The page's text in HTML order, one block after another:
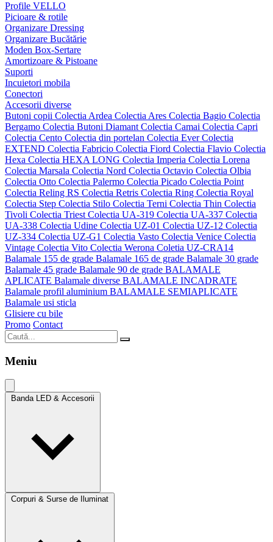
Profile VELLO
Picioare & rotile
Organizare Dressing
Organizare Bucătărie
Moden Box-Sertare
Amortizoare & Pistoane
Suporti
Incuietori mobila
Conectori
Accesorii diverse
Butoni copii Colectia Ardea Colectia Ares Colectia Bagio Colectia
Bergamo Colectia Butoni Diamant Colectia Camai Colectia Capri
Colectia Cento Colectia din portelan Colectia EverColectia
EXTEND Colectia Fabricio Colectia Fiord Colectia Flavio Colectia
Hexa Colectia HEXA LONG Colectia Imperia Colectia Lorena
Colectia Marsala Colectia Nord Colectia Octavio Colectia Olbia
Colectia Otto Colectia Palermo Colectia Picado Colectia Point
Colectia Reling RS Colectia Retris Colectia Ring Colectia Royal
Colectia Step Colectia Stilo Colectia Terni Colectia Thin Colectia
Tivoli Colectia Triest Colectia UA-319 Colectia UA-337 Colectia
UA-338 Colectia Udine Colectia UZ-01 Colectia UZ-12 Colectia
UZ-334 Colectia UZ-G1 Colectia Vasto Colectia Venice Colectia
Vintage Colectia Vito Colectia Werona Coletia UZ-CRA14
Balamale 155 de grade Balamale 165 de grade Balamale 30 grade
Balamale 45 grade Balamale 90 de grade BALAMALE
APLICATE Balamale diverse BALAMALE INCADRATE
Balamale profil aluminium BALAMALE SEMIAPLICATE
Balamale usi sticla
Glisiere cu bile
Promo Contact
Meniu
Banda LED & Accesorii
Corpuri & Surse de Iluminat